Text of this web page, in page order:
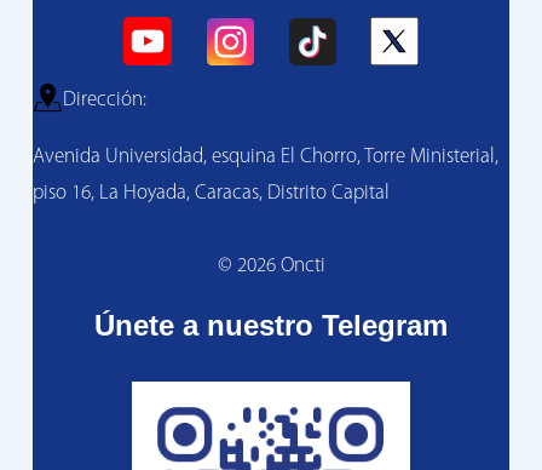
Dirección:
Avenida Universidad, esquina El Chorro, Torre Ministerial,
piso 16, La Hoyada, Caracas, Distrito Capital
© 2026 Oncti
Únete a nuestro Telegram